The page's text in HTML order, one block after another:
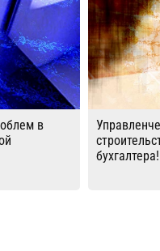
в
бухгалтера!